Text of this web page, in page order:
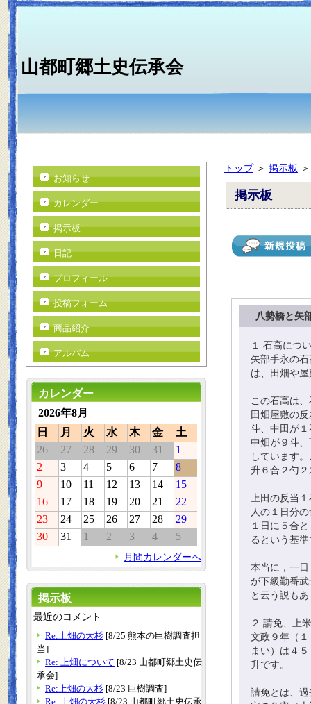
山都町郷土史伝承会
トップ＞ 掲示板
掲示板
八勢橋と矢
１ 石高につ
矢部手永の
は、田畑や
この石高は
田畑屋敷の
斗、中田が
中畑が９斗
しています
升６合２勺
上田の反当
人の１日分
１日に５合
るという基
本当に，一
が下級勤番
と云う説も
２ 請免、上
文政９年（
まい）は４
升です。
請免とは、
お知らせ
カレンダー
掲示板
日記
プロフィール
投稿フォーム
商品紹介
アルバム
カレンダー
2026年8月
日
月 火 水 木 金
土
26
27 28 29 30 31
1
2
3 4 5 6 7
8
9
10 11 12 13 14
15
16
17 18 19 20 21
22
23
24 25 26 27 28
29
30
31 1 2 3 4 5
月間カレンダーへ
掲示板
最近のコメント
Re:上畑の大杉 [8/25 熊本の巨樹調査担
当]
Re: 上畑について [8/23 山都町郷土史伝
承会]
Re:上畑の大杉 [8/23 巨樹調査]
Re: 上畑の大杉 [8/23 山都町郷土史伝承